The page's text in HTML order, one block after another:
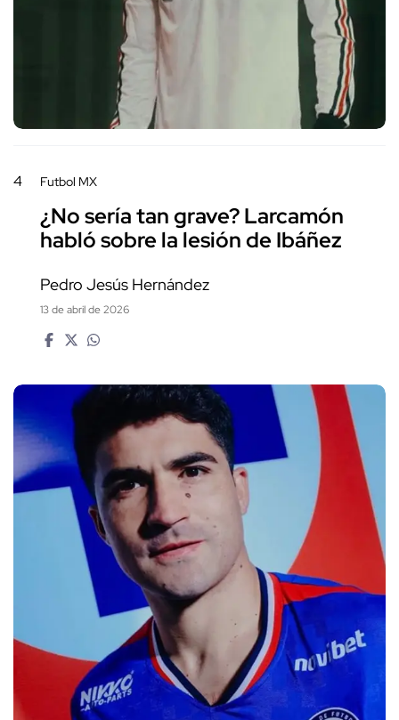
4 Futbol MX
¿No sería tan grave? Larcamón
habló sobre la lesión de Ibáñez
Pedro Jesús Hernández
13 de abril de 2026